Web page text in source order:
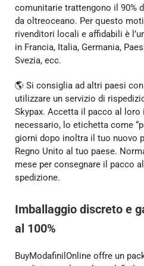
comunitarie trattengono il 90%
da oltreoceano. Per questo
rivenditori locali e affidabili è
in Francia, Italia, Germania,
Svezia, ecc.
🌎 Si consiglia ad altri paesi
utilizzare un servizio di
Skypax. Accetta il pacco al loro
necessario, lo etichetta come
giorni dopo inoltra il tuo nuovo
Regno Unito al tuo paese.
mese per consegnare il pacco
spedizione.
Imballaggio discreto e
al 100%
BuyModafinilOnline offre un